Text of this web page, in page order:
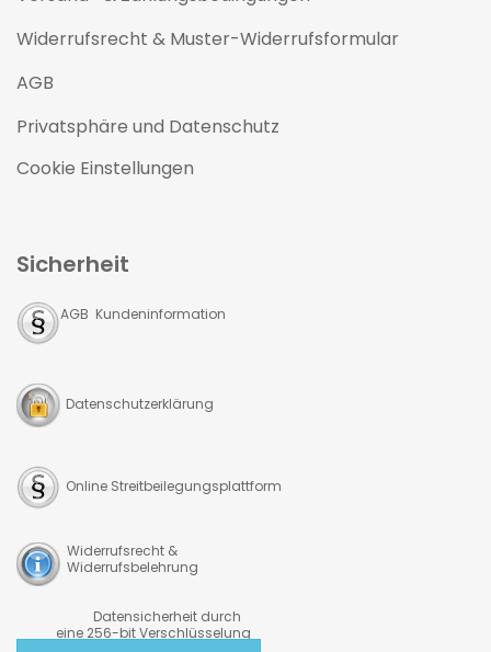
Widerrufsrecht & Muster-Widerrufsformular
AGB
Privatsphäre und Datenschutz
Cookie Einstellungen
Sicherheit
AGB Kundeninformation
Datenschutzerklärung
Online Streitbeilegungsplattform
Widerrufsrecht &
Widerrufsbelehrung
Datensicherheit durch
eine 256-bit Verschlüsselung